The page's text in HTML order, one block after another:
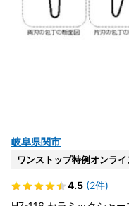
岐阜県関市
ワンストップ特例オンラ
4.5 (2件)